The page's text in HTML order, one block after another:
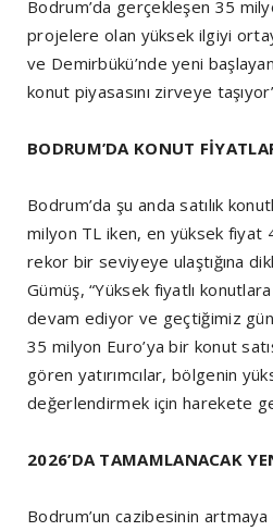
Bodrum’da gerçekleşen 35
projelere olan yüksek ilgiyi
ve Demirbükü’nde yeni
konut piyasasını zirveye
BODRUM’DA KONUT
Bodrum’da şu anda satılık
milyon TL iken, en yüksek fiyat
rekor bir seviyeye ulaştığına
Gümüş, “Yüksek fiyatlı
devam ediyor ve geçtiğimiz
35 milyon Euro’ya bir konut
gören yatırımcılar, bölgenin
değerlendirmek için harekete
2026’DA TAMAMLANACAK
Bodrum’un cazibesinin